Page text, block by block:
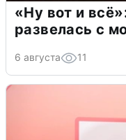
«Ну вот и
развелась с
6 августа 11